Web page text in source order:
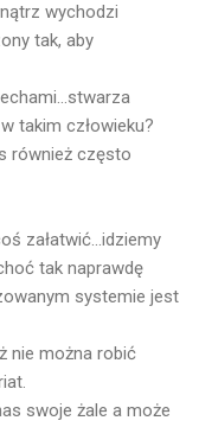
wychodzi
tak, aby
takim człowieku?
również często
załatwić...idziemy
tak naprawdę
systemie jest
nie można robić
swoje żale a może